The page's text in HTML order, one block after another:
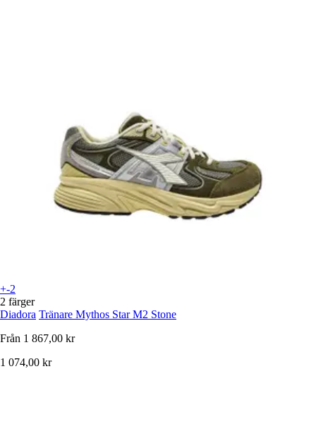
+-2
2 färger
Diadora Tränare Mythos Star M2 Stone
Från 1 867,00 kr
1 074,00 kr